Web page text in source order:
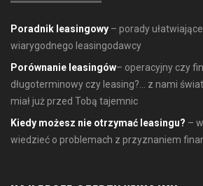
Poradnik leasingowy – porady
wiarygodnego leasingodawcy
Porównanie leasingów– operacyjny czy
długoterminowy czy leasing?... z nami
miał już przed Tobą tajemnic
Kiedy możesz nie otrzymać leasingu? –
wiedzieć o problemach z przyznaniem